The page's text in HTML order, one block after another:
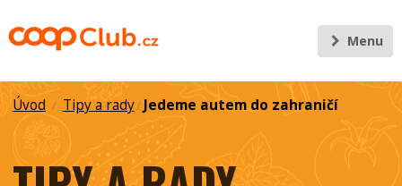
Menu
Úvod / Tipy a rady/Jedeme autem do zahraničí